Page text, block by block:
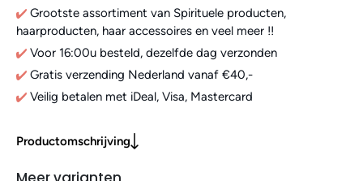
Grootste assortiment van Spirituele producten,
haarproducten, haar accessoires en veel meer !!
Voor 16:00u besteld, dezelfde dag verzonden
Gratis verzending Nederland vanaf €40,-
Veilig betalen met iDeal, Visa, Mastercard
Productomschrijving